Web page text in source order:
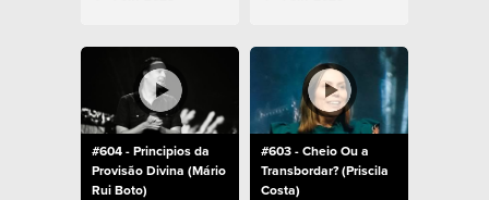
#604 - Principios da
Provisão Divina (Mário
Rui Boto)
#603 - Cheio Ou a
Transbordar? (Priscila
Costa)